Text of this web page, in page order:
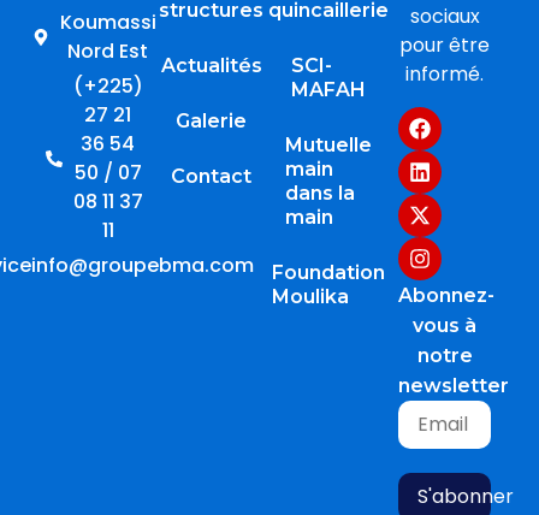
Koumassi
Nord Est
(+225)
27 21
36 54
50 / 07
08 11 37
11
structures
Actualités
Galerie
Contact
quincaillerie
SCI-
MAFAH
Mutuelle
main
dans la
main
Foundation
Moulika
sociaux
pour être
informé.
Abonnez-
vous à
notre
newsletter
S'abonner